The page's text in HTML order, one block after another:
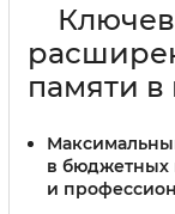
памяти в
в бюджетных
и